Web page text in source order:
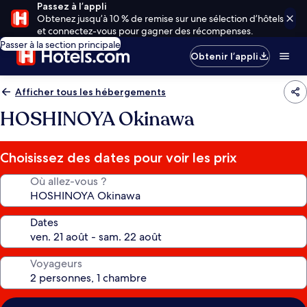
Passez à l’appli
Obtenez jusqu’à 10 % de remise sur une sélection d’hôtels
et connectez-vous pour gagner des récompenses.
Passer à la section principale
Obtenir l’appli
Afficher tous les hébergements
HOSHINOYA Okinawa
Choisissez des dates pour voir les prix
Où allez-vous ?
Dates
Voyageurs